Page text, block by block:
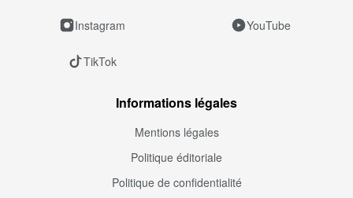
Instagram YouTube
TikTok
Informations légales
Mentions légales
Politique éditoriale
Politique de confidentialité